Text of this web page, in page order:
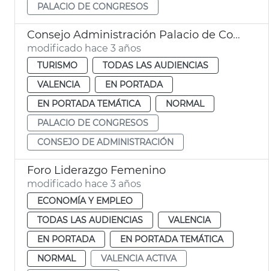
PALACIO DE CONGRESOS
Consejo Administración Palacio de Congresos
modificado hace 3 años
TURISMO
TODAS LAS AUDIENCIAS
VALENCIA
EN PORTADA
EN PORTADA TEMÁTICA
NORMAL
PALACIO DE CONGRESOS
CONSEJO DE ADMINISTRACIÓN
Foro Liderazgo Femenino
modificado hace 3 años
ECONOMÍA Y EMPLEO
TODAS LAS AUDIENCIAS
VALENCIA
EN PORTADA
EN PORTADA TEMÁTICA
NORMAL
VALENCIA ACTIVA